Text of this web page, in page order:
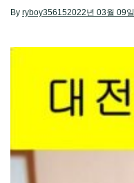
By ryboy356152022년 03월 09일